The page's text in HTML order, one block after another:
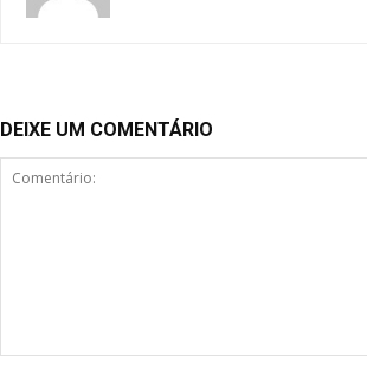
DEIXE UM COMENTÁRIO